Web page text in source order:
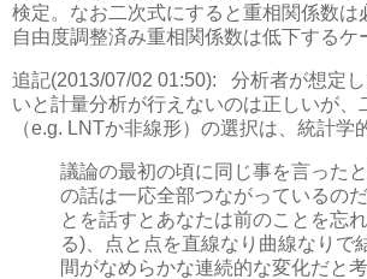
検定。なお二次式にすると重相関係数は
自由度調整済み重相関係数は低下するケ
追記(2013/07/02 01:50):
分析者が想定
いと計量分析が行えないのは正しいが、
（e.g. LNTか非線形）の選択は、統計学
議論の最初の頃に同じ事を言った
の話は一応全部つながっているの
とを話すとあなたは前のことを忘
る)、点と点を直線なり曲線なりで
間がなめらかな連続的な変化だと